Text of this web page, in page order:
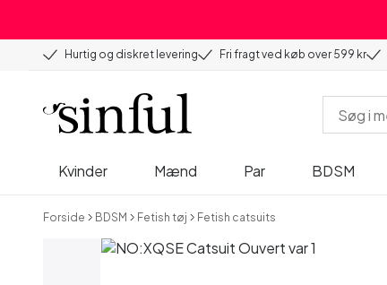
Hurtig og diskret levering Fri fragt ved køb over 599 kr
Kvinder Mænd Par BDSM
Forside BDSM Fetish tøj Fetish catsuits